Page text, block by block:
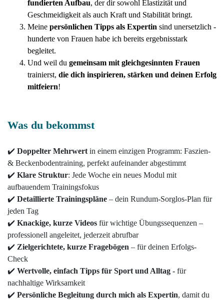
fundierten Aufbau, der dir sowohl Elastizität und
Geschmeidigkeit als auch Kraft und Stabilität bringt.
Meine persönlichen Tipps als Expertin sind unersetzlich -
hunderte von Frauen habe ich bereits ergebnisstark
begleitet.
Und weil du gemeinsam mit gleichgesinnten Frauen
trainierst, die dich inspirieren, stärken und deinen Erfolg
mitfeiern!
Was du bekommst
✔️ Doppelter Mehrwert in einem einzigen Programm: Faszien-
& Beckenbodentraining, perfekt aufeinander abgestimmt
✔️ Klare Struktur: Jede Woche ein neues Modul mit
aufbauendem Trainingsfokus
✔️ Detaillierte Trainingspläne – dein Rundum-Sorglos-Plan für
jeden Tag
✔️ Knackige, kurze Videos für wichtige Übungssequenzen –
professionell angeleitet, jederzeit abrufbar
✔️ Zielgerichtete, kurze Fragebögen – für deinen Erfolgs-
Check
✔️ Wertvolle, einfach Tipps für Sport und Alltag - für
nachhaltige Wirksamkeit
✔️ Persönliche Begleitung durch mich als Expertin, damit du